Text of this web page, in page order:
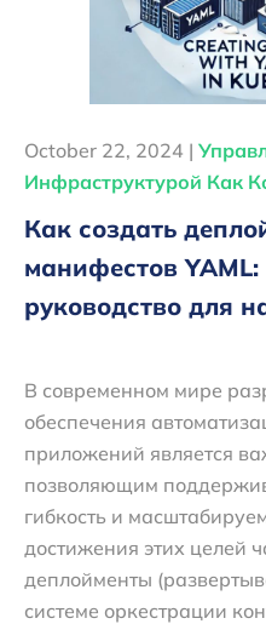
October 22, 2024 |
Инфраструктурой Как
Как создать
манифестов
руководство для
В современном мире
обеспечения
приложений является
позволяющим
гибкость и
достижения этих целей
деплойменты
системе оркестрации